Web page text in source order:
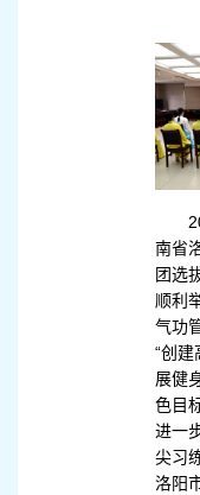
南省
团选
顺利
气功
“创建
展健
色目
进一
尖习
洛阳